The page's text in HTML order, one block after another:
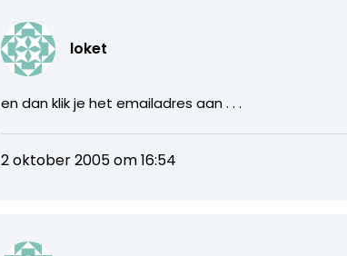
loket
en dan klik je het emailadres aan . . .
2 oktober 2005 om 16:54